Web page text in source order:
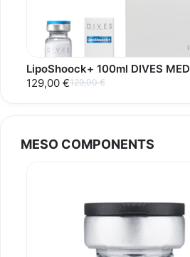
LipoShoock+ 100ml DIVES MED
129,00 €129,00 €
MESO COMPONENTS